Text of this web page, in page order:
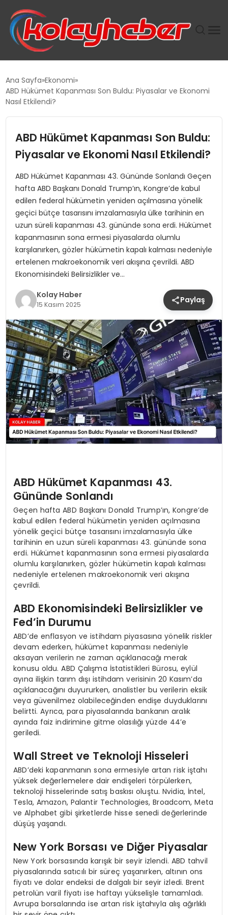
SUWEN’IN İSTIHDAM MODELI EKONOMIDE KADIN
TANYER YAPI ZEMIN MÜHENDISLIĞINDE HEDEF
BÜYÜTTÜ
TOROSLAR’DA PAZAR GERGİNLİĞİ!
Ana Sayfa Ekonomi
ABD Hükümet Kapanması Son Buldu: Piyasalar ve Ekonomi
Nasıl Etkilendi?
ABD Hükümet Kapanması Son Buldu:
Piyasalar ve Ekonomi Nasıl Etkilendi?
ABD Hükümet Kapanması 43. Gününde Sonlandı Geçen
hafta ABD Başkanı Donald Trump’ın, Kongre’de kabul
edilen federal hükümetin yeniden açılmasına yönelik
geçici bütçe tasarısını imzalamasıyla ülke tarihinin en
uzun süreli kapanması 43. gününde sona erdi. Hükümet
kapanmasının sona ermesi piyasalarda olumlu
karşılanırken, gözler hükümetin kapalı kalması nedeniyle
ertelenen makroekonomik veri akışına çevrildi. ABD
Ekonomisindeki Belirsizlikler ve…
Kolay Haber
15 Kasım 2025 Paylaş
ABD Hükümet Kapanması 43.
Gününde Sonlandı
Geçen hafta ABD Başkanı Donald Trump’ın, Kongre’de
kabul edilen federal hükümetin yeniden açılmasına
yönelik geçici bütçe tasarısını imzalamasıyla ülke
tarihinin en uzun süreli kapanması 43. gününde sona
erdi. Hükümet kapanmasının sona ermesi piyasalarda
olumlu karşılanırken, gözler hükümetin kapalı kalması
nedeniyle ertelenen makroekonomik veri akışına
çevrildi.
ABD Ekonomisindeki Belirsizlikler ve
Fed’in Durumu
ABD’de enflasyon ve istihdam piyasasına yönelik riskler
devam ederken, hükümet kapanması nedeniyle
aksayan verilerin ne zaman açıklanacağı merak
konusu oldu. ABD Çalışma İstatistikleri Bürosu, eylül
ayına ilişkin tarım dışı istihdam verisinin 20 Kasım’da
açıklanacağını duyururken, analistler bu verilerin eksik
veya güvenilmez olabileceğinden endişe duyduklarını
belirtti. Ayrıca, para piyasalarında bankanın aralık
ayında faiz indirimine gitme olasılığı yüzde 44’e
geriledi.
Wall Street ve Teknoloji Hisseleri
ABD’deki kapanmanın sona ermesiyle artan risk iştahı
yüksek değerlemelere dair endişeleri törpülerken,
teknoloji hisselerinde satış baskısı oluştu. Nvidia, İntel,
Tesla, Amazon, Palantir Technologies, Broadcom, Meta
ve Alphabet gibi şirketlerde hisse senedi değerlerinde
düşüş yaşandı.
New York Borsası ve Diğer Piyasalar
New York borsasında karışık bir seyir izlendi. ABD tahvil
piyasalarında satıcılı bir süreç yaşanırken, altının ons
fiyatı ve dolar endeksi de dalgalı bir seyir izledi. Brent
petrolün varil fiyatı ise haftayı yükselişle tamamladı.
Avrupa borsalarında ise artan risk iştahıyla alış ağırlıklı